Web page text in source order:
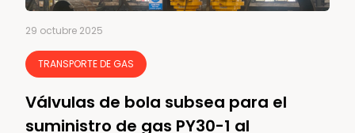
29 octubre 2025
TRANSPORTE DE GAS
Válvulas de bola subsea para el
suministro de gas PY30-1 al